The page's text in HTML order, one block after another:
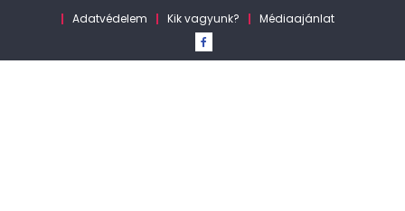
Adatvédelem Kik vagyunk? Médiaajánlat